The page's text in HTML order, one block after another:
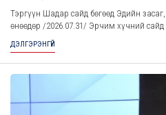
Тэргүүн Шадар сайд бөгөөд Эдийн
өнөөдөр /2026.07.31/ Эрчим хүчний
удирдлагуудыг хүлээн авч уулзаж,
ДЭЛГЭРЭНГҮЙ